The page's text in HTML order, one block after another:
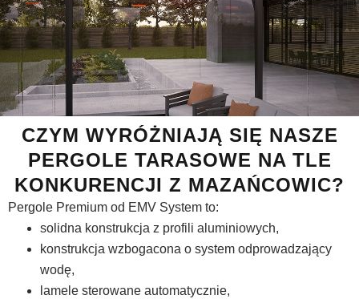
CZYM WYRÓŻNIAJĄ SIĘ NASZE
PERGOLE TARASOWE NA TLE
KONKURENCJI Z MAZAŃCOWIC?
Pergole Premium od EMV System to:
solidna konstrukcja z profili aluminiowych,
konstrukcja wzbogacona o system odprowadzający
wodę,
lamele sterowane automatycznie,